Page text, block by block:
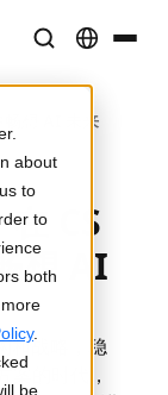
about
to
to
both
.
be
想 AI 未来
CS
想 AI
和战略，稳
案的时代，